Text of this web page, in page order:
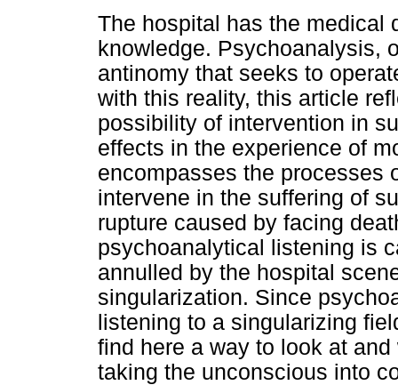
The hospital has the medical
knowledge. Psychoanalysis,
antinomy that seeks to
with this reality, this article
possibility of intervention in
effects in the experience of
encompasses the processes
intervene in the suffering of
rupture caused by facing
psychoanalytical listening is
annulled by the hospital
singularization. Since
listening to a singularizing
find here a way to look at
taking the unconscious into